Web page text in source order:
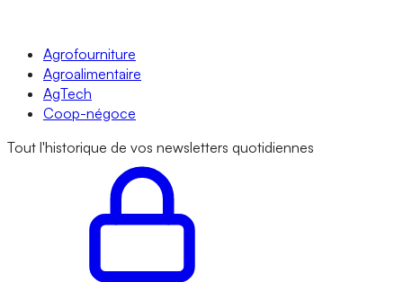
Agrofourniture
Agroalimentaire
AgTech
Coop-négoce
Tout l'historique de vos newsletters quotidiennes